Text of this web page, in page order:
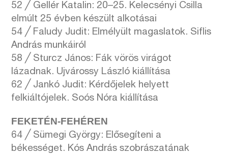
52 ╱ Gellér Katalin: 20–25. Kelecsényi Csilla
elmúlt 25 évben készült alkotásai
54 ╱ Faludy Judit: Elmélyült magaslatok. Siflis
András munkáiról
58 ╱ Sturcz János: Fák vörös virágot
lázadnak. Ujvárossy László kiállítása
62 ╱ Jankó Judit: Kérdőjelek helyett
felkiáltójelek. Soós Nóra kiállítása
FEKETÉN-FEHÉREN
64 ╱ Sümegi György: Elősegíteni a
békességet. Kós András szobrászatának